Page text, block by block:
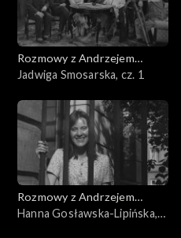
Rozmowy z Andrzejem
Doboszem
Jadwiga Smosarska, cz. 1
Rozmowy z Andrzejem
Doboszem
Hanna Gosławska-Lipińska,